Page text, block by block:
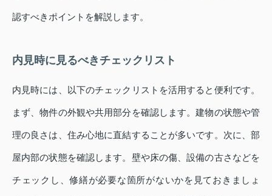
認すべきポイントを解説します。
内見時に見るべきチェックリスト
内見時には、以下のチェックリストを活用すると便利です。
まず、物件の外観や共用部分を確認します。建物の状態や管
理の良さは、住み心地に直結することが多いです。次に、部
屋内部の状態を確認します。壁や床の傷、設備の古さなどを
チェックし、修繕が必要な箇所がないかを見ておきましょ